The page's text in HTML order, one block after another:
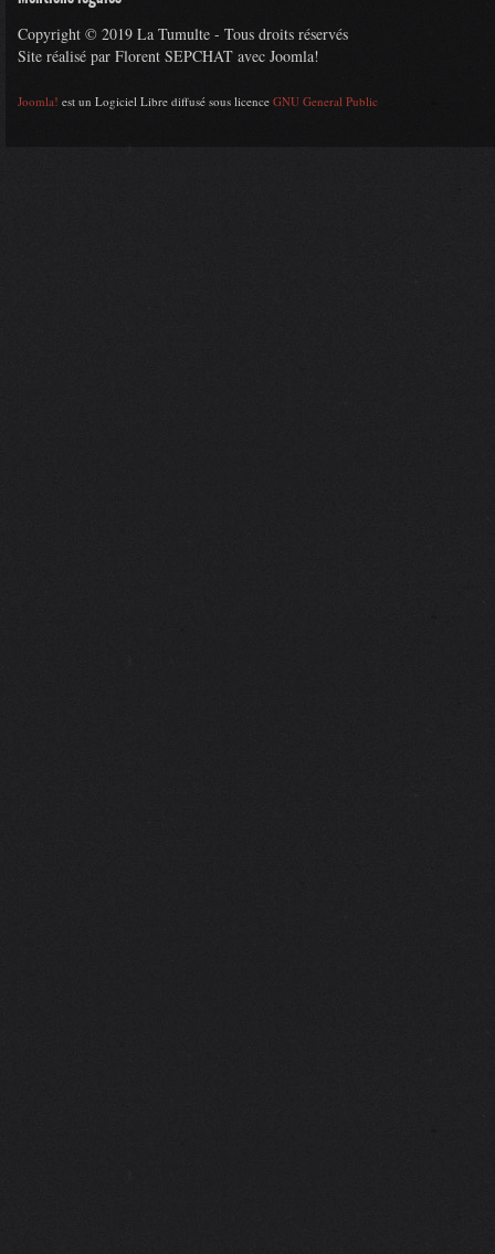
Copyright © 2019 La Tumulte - Tous droits réservés
Site réalisé par Florent SEPCHAT avec Joomla!
Joomla! est un Logiciel Libre diffusé sous licence GNU General Public